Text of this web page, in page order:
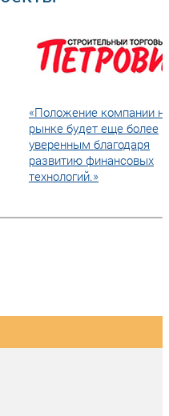
«Положение компании
рынке будет еще более
уверенным благодаря
развитию финансовых
технологий.»